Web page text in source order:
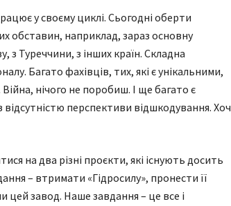
у своєму циклі. Сьогодні оберти
обставин, наприклад, зараз основну
з Туреччини, з інших країн. Складна
Багато фахівців, тих, які є унікальними,
нічого не поробиш. І ще багато є
перспективи відшкодування. Хоч
на два різні проєкти, які існують досить
– втримати «Гідросилу», пронести її
завод. Наше завдання – це все і